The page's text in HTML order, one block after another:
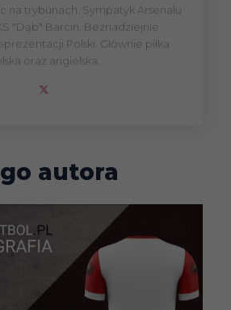
na trybunach. Sympatyk Arsenalu
"Dąb" Barcin. Beznadziejnie
Polski. Głównie piłka
oraz angielska.
autora